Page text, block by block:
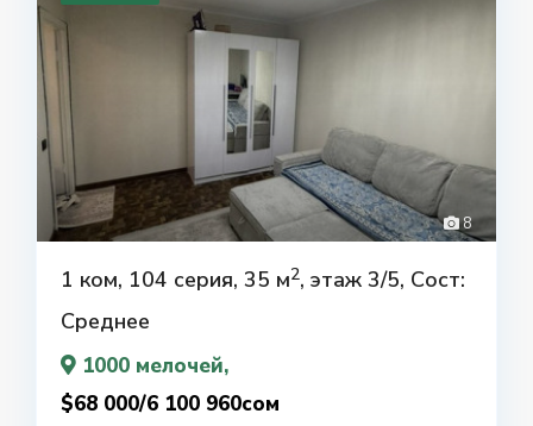
8
1 ком, 104 серия, 35 м2, этаж 3/5, Сост:
Среднее
1000 мелочей,
$68 000/6 100 960сом